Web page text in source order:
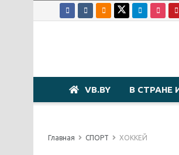
VB.BY В СТРАНЕ
Главная СПОРТ ХОККЕЙ